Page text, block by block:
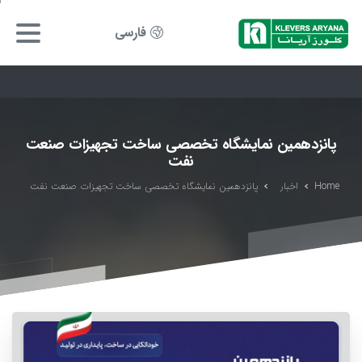
فارسی
پانزدهمین نمایشگاه تخصصی ساخت تجهیزات صنعت
نفت
Home اخبار پانزدهمین نمایشگاه تخصصی ساخت تجهیزات صنعت نفت